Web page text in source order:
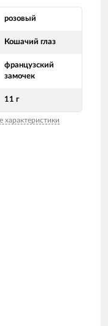
розовый
Кошачий глаз
французский
замочек
11 г
характеристики